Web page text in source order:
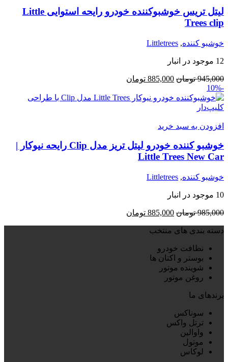
لیتل تریس خوشبوکننده خودرو رایحه استوایی Little
Trees clip
خوشبو کننده,
Littletrees
12 موجود در انبار
945,000 تومان قیمت
945,000 تومان
885,000 تومان
885,000 تومان.
-10%
افزودن به سبد خرید
خوشبو کننده خودرو لیتل تریز مدل Clip رایحه نیوکار |
Little Trees New Car
خوشبو کننده,
Littletrees
10 موجود در انبار
985,000 تومان قیمت
885,000 تومان
دسته بندی های منتخب
نظافت خودرو
بوستر و اکتان ها
شوینده موتور
روغن موتور
برندهای ما
سوناکس
ترتل واکس
واوالین
موتول
لوکاس